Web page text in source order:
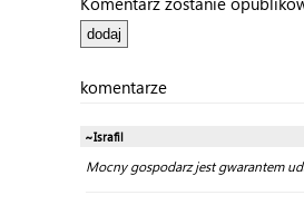
komentarze
~Israfil
Mocny gospodarz jest gwarantem